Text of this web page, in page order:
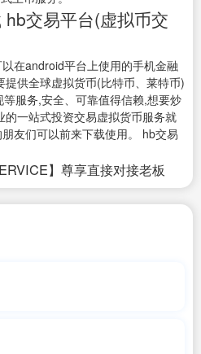
交易平台(虚拟币交
在android平台上使用的手机金融
供全球虚拟货币(比特币、莱特币)
服务,安全、可靠值得信赖,想要炒
一站式投资交易虚拟货币服务就
友们可以前来下载使用。 hb交易
】尊享直接对接老板